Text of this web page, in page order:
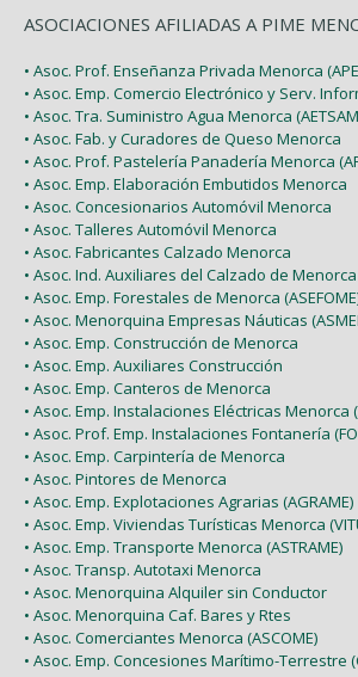
ASOCIACIONES AFILIADAS A PIME
• Asoc. Prof. Enseñanza Privada Menorca
• Asoc. Emp. Comercio Electrónico y Serv.
• Asoc. Tra. Suministro Agua Menorca
• Asoc. Fab. y Curadores de Queso Menorca
• Asoc. Prof. Pastelería Panadería Menorca
• Asoc. Emp. Elaboración Embutidos Menorca
• Asoc. Concesionarios Automóvil Menorca
• Asoc. Talleres Automóvil Menorca
• Asoc. Fabricantes Calzado Menorca
• Asoc. Ind. Auxiliares del Calzado de Menorca
• Asoc. Emp. Forestales de Menorca
• Asoc. Menorquina Empresas Náuticas
• Asoc. Emp. Construcción de Menorca
• Asoc. Emp. Auxiliares Construcción
• Asoc. Emp. Canteros de Menorca
• Asoc. Emp. Instalaciones Eléctricas Menorca
• Asoc. Prof. Emp. Instalaciones Fontanería
• Asoc. Emp. Carpintería de Menorca
• Asoc. Pintores de Menorca
• Asoc. Emp. Explotaciones Agrarias (AGRAME)
• Asoc. Emp. Viviendas Turísticas Menorca
• Asoc. Emp. Transporte Menorca (ASTRAME)
• Asoc. Transp. Autotaxi Menorca
• Asoc. Menorquina Alquiler sin Conductor
• Asoc. Menorquina Caf. Bares y Rtes
• Asoc. Comerciantes Menorca (ASCOME)
• Asoc. Emp. Concesiones Marítimo-Terrestre